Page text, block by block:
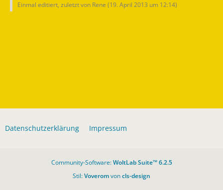
Einmal editiert, zuletzt von Rene (19. April 2013 um 12:14)
Datenschutzerklärung Impressum
Community-Software:WoltLab Suite™ 6.2.5
Stil:Voveromvoncls-design